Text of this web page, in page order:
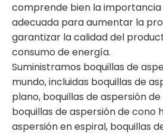
comprende bien la importancia
adecuada para aumentar la
garantizar la calidad del
consumo de energía.
Suministramos boquillas de
mundo, incluidas boquillas de
plano, boquillas de aspersión
boquillas de aspersión de cono
aspersión en espiral, boquillas